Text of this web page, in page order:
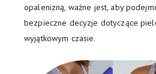
opalenizną, ważne jest, aby
bezpieczne decyzje dotyczące
wyjątkowym czasie.